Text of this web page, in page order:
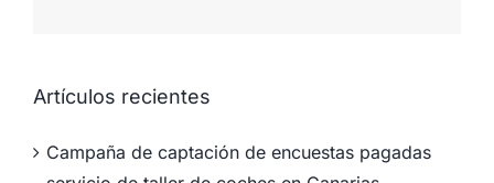
Artículos recientes
Campaña de captación de encuestas pagadas